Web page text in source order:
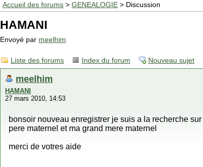
Accueil des forums > GENEALOGIE > Discussion
HAMANI
Envoyé par meelhim
Liste des forums Index du forum Nouveau sujet
meelhim
HAMANI
27 mars 2010, 14:53
bonsoir nouveau enregistrer je suis a la recherche
pere maternel et ma grand mere maternel
merci de votres aide